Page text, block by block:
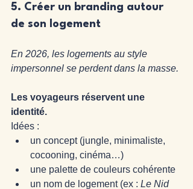
5. Créer un branding autour
de son logement
En 2026, les logements au style
impersonnel se perdent dans la masse.
Les voyageurs réservent une
identité.
Idées :
un concept (jungle, minimaliste,
cocooning, cinéma…)
une palette de couleurs cohérente
un nom de logement (ex : Le Nid